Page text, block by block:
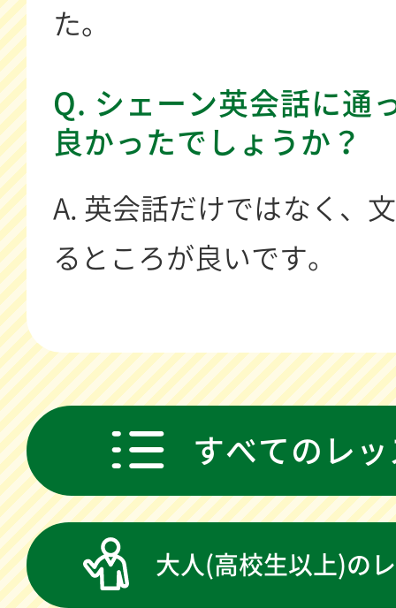
た。
Q. シェーン英会話に通
良かったでしょうか？
A. 英会話だけではなく、
るところが良いです。
すべてのレ
大人(高校生以上)の